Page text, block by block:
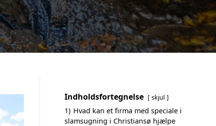
Indholdsfortegnelse skjul
1) Hvad kan et firma med speciale i
slamsugning i Christiansø hjælpe